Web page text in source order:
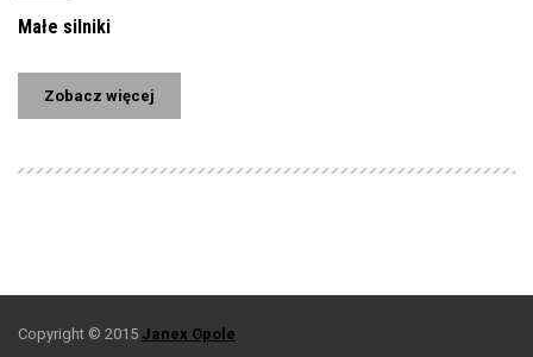
Małe silniki
Zobacz więcej
Copyright © 2015 Janex Opole